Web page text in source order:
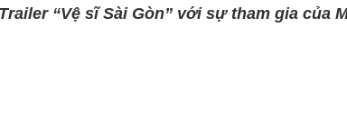
Trailer “Vệ sĩ Sài Gòn” với sự tham gia của